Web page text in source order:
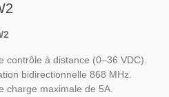
contrôle à distance (0–36 VDC).
bidirectionnelle 868 MHz.
charge maximale de 5A.